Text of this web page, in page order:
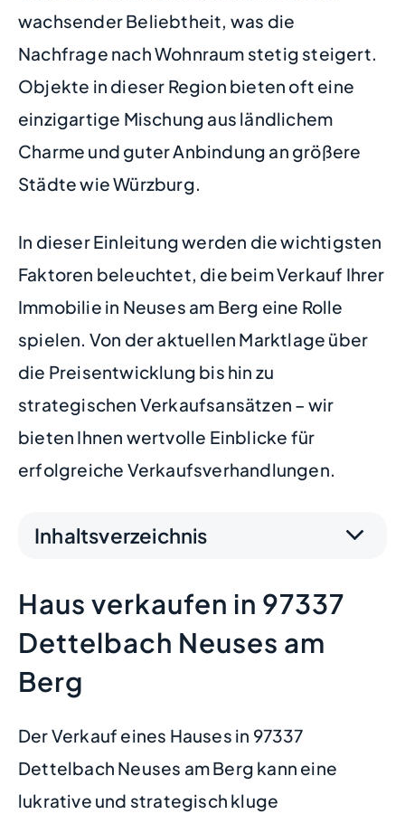
wachsender Beliebtheit, was die
Nachfrage nach Wohnraum stetig steigert.
Objekte in dieser Region bieten oft eine
einzigartige Mischung aus ländlichem
Charme und guter Anbindung an größere
Städte wie Würzburg.
In dieser Einleitung werden die wichtigsten
Faktoren beleuchtet, die beim Verkauf Ihrer
Immobilie in Neuses am Berg eine Rolle
spielen. Von der aktuellen Marktlage über
die Preisentwicklung bis hin zu
strategischen Verkaufsansätzen – wir
bieten Ihnen wertvolle Einblicke für
erfolgreiche Verkaufsverhandlungen.
Inhaltsverzeichnis
Haus verkaufen in 97337
Dettelbach Neuses am
Berg
Der Verkauf eines Hauses in 97337
Dettelbach Neuses am Berg kann eine
lukrative und strategisch kluge